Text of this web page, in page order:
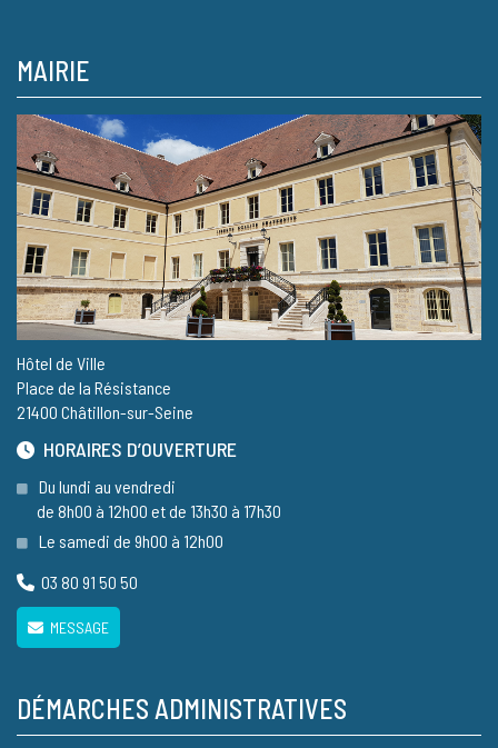
MAIRIE
Hôtel de Ville
Place de la Résistance
21400 Châtillon-sur-Seine
HORAIRES D’OUVERTURE
Du lundi au vendredi
de 8h00 à 12h00 et de 13h30 à 17h30
Le samedi de 9h00 à 12h00
03 80 91 50 50
MESSAGE
DÉMARCHES ADMINISTRATIVES